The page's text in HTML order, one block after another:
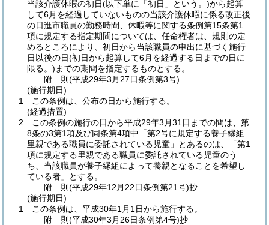
当該介護休暇の初日(以下単に「初日」という。)から起算
して6月を経過していないものの当該介護休暇に係る改正後
の日進市職員の勤務時間、休暇等に関する条例第15条第1
項に規定する指定期間については、任命権者は、規則の定
めるところにより、初日から当該職員の申出に基づく施行
日以後の日(初日から起算して6月を経過する日までの日に
限る。) までの期間を指定するものとする。
附 則(平成29年3月27日条例第3号)
(施行期日)
1
この条例は、公布の日から施行する。
(経過措置)
2
この条例の施行の日から平成29年3月31日までの間は、第
8条の3第1項及び同条第4項中「第2号に規定する養子縁組
里親である職員に委託されている児童」とあるのは、「第1
項に規定する里親である職員に委託されている児童のう
ち、当該職員が養子縁組によって養親となることを希望し
ている者」とする。
附 則(平成29年12月22日条例第21号)抄
(施行期日)
1
この条例は、平成30年1月1日から施行する。
附 則(平成30年3月26日条例第4号)抄